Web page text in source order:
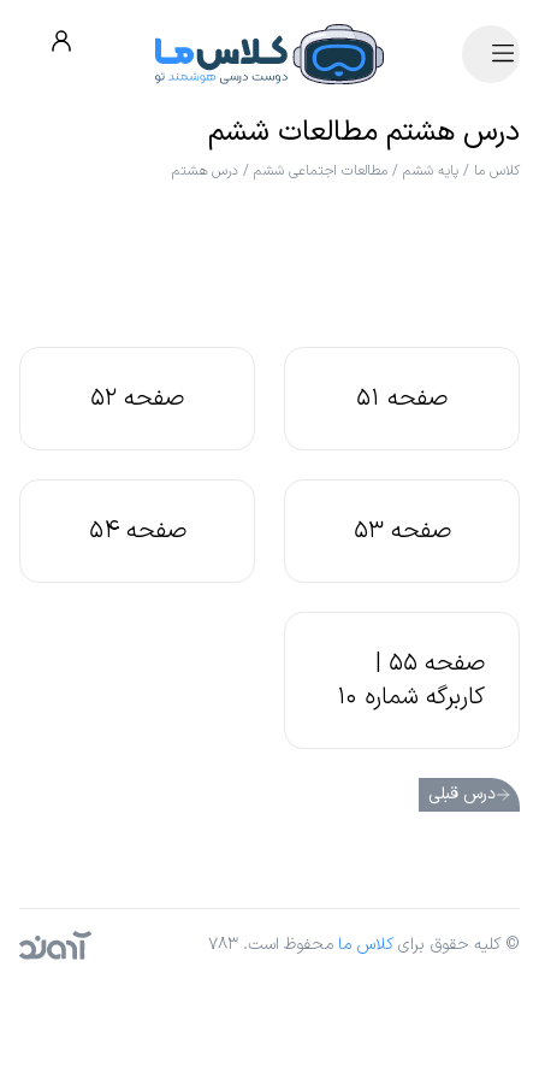
درس هشتم مطالعات ششم
کلاس ما / پایه ششم / مطالعات اجتماعی ششم / درس هشتم
صفحه 51 صفحه 52
صفحه 53 صفحه 54
صفحه 55 |
کاربرگه شماره 10
درس قبلی
© کلیه حقوق برایکلاس ما محفوظ است. ۷۸۳